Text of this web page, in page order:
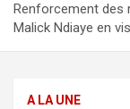
Renforcement des
Malick Ndiaye en
A LA UNE